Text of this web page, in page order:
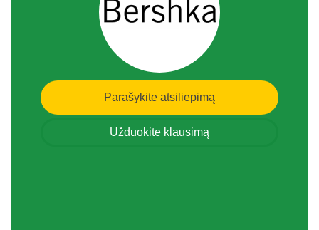
Parašykite atsiliepimą
Užduokite klausimą